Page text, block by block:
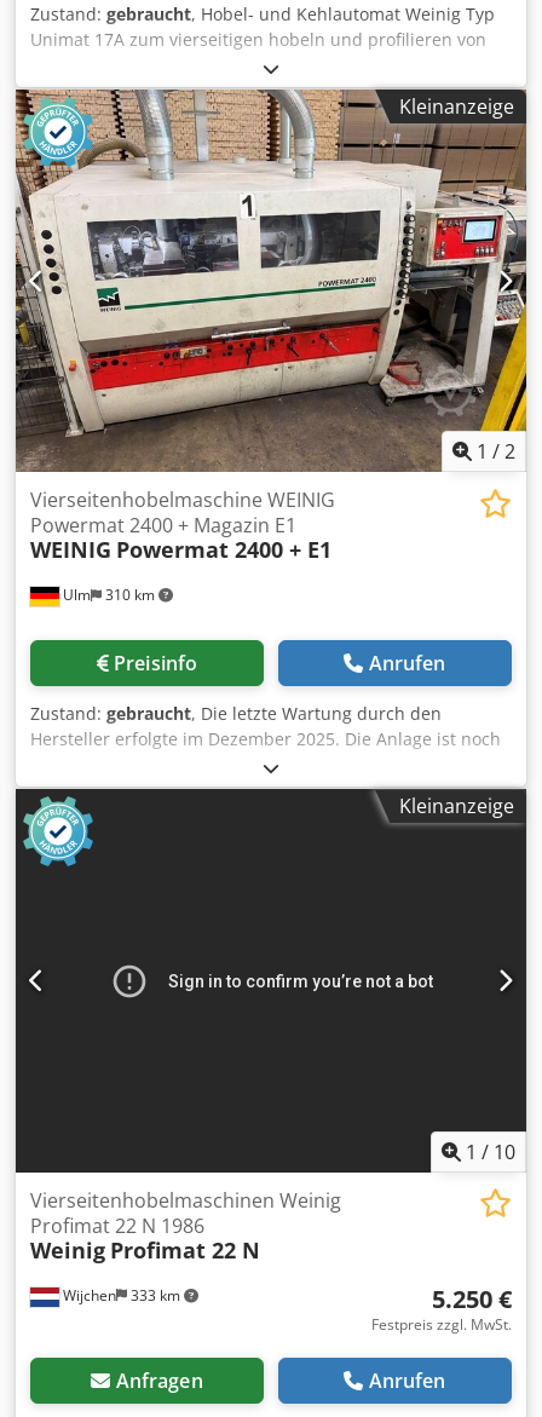
Zustand: gebraucht, Hobel- und Kehlautomat Weinig Typ
Unimat 17A zum vierseitigen hobeln und profilieren von
Hölzern mit Universalspindel. Inkl. Schalschutzkabine,
Absaugrohren und Hobelköpfen. Technische Daten: -
Spindeln: 7 - Spindel 1: Unten - Spindel 2: Rechts - Spindel
3: Links - Spindel 4: Rechts - Spindel 5: Oben - Spindel 6:
Unten - Spindel 7: Uni - Arbeitsbreite: 170 mm -
Arbeitshöhe: 120 mm Dwodezrx A Sjpfx Aayoa
Kleinanzeige
1 /2
Ulm 310 km
Vierseitenhobelmaschine WEINIG
Powermat 2400 + Magazin E1
WEINIG Powermat 2400 + E1
Preisinfo Anrufen
Zustand: gebraucht, Die letzte Wartung durch den
Hersteller erfolgte im Dezember 2025. Die Anlage ist noch
im Einsatz und kann jederzeit besichtigt werden. Inklusive
Demontage und Verladung, verfügbar vsl. ab September
2026 Dwjdpfx Aaozrx A Eoyoa Technische Daten: -
Spindeln: 4 - Spindel 1: Unten / 15 kW / 50 mm / 6.000 UpM
- Spindel 2: Rechts / 15 kW / 50 mm / 6.000 UpM - Spindel
Steuerung: Memory Plus System
Kleinanzeige
1 / 10
Wijchen 333 km
Vierseitenhobelmaschinen Weinig
Profimat 22 N 1986
Weinig Profimat 22 N
5.250 €
Festpreis zzgl. MwSt.
Anfragen Anrufen